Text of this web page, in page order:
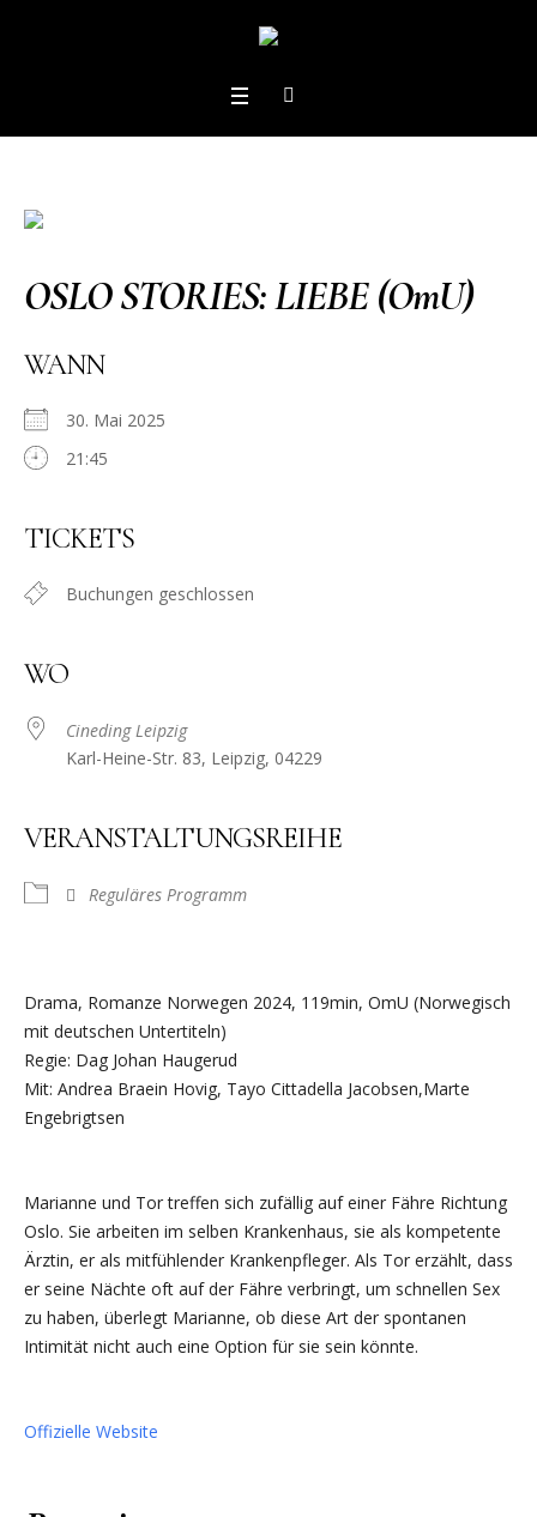
OSLO STORIES: LIEBE (OmU)
WANN
30. Mai 2025
21:45
TICKETS
Buchungen geschlossen
WO
Cineding Leipzig
Karl-Heine-Str. 83, Leipzig, 04229
VERANSTALTUNGSREIHE
Reguläres Programm
Drama, Romanze Norwegen 2024, 119min, OmU (Norwegisch
mit deutschen Untertiteln)
Regie: Dag Johan Haugerud
Mit: Andrea Braein Hovig, Tayo Cittadella Jacobsen,Marte
Engebrigtsen
Marianne und Tor treffen sich zufällig auf einer Fähre Richtung
Oslo. Sie arbeiten im selben Krankenhaus, sie als kompetente
Ärztin, er als mitfühlender Krankenpfleger. Als Tor erzählt, dass
er seine Nächte oft auf der Fähre verbringt, um schnellen Sex
zu haben, überlegt Marianne, ob diese Art der spontanen
Intimität nicht auch eine Option für sie sein könnte.
Offizielle Website